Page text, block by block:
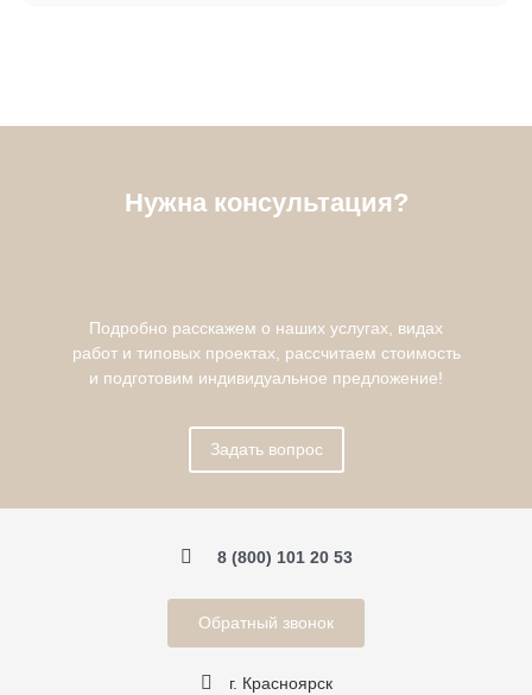
Нужна консультация?
Подробно расскажем о наших услугах, видах
работ и типовых проектах, рассчитаем стоимость
и подготовим индивидуальное предложение!
Задать вопрос
8 (800) 101 20 53
Обратный звонок
г. Красноярск